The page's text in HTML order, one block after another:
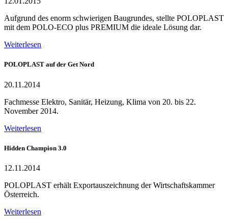
Aufgrund des enorm schwierigen Baugrundes, stellte POLOPLAST
mit dem POLO-ECO plus PREMIUM die ideale Lösung dar.
Weiterlesen
POLOPLAST auf der Get Nord
20.11.2014
Fachmesse Elektro, Sanitär, Heizung, Klima von 20. bis 22.
November 2014.
Weiterlesen
Hidden Champion 3.0
12.11.2014
POLOPLAST erhält Exportauszeichnung der Wirtschaftskammer
Österreich.
Weiterlesen